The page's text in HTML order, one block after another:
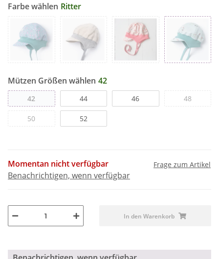
Farbe wählen Ritter
Mützen Größen wählen 42
42 44 46 48
50 52
Momentan nicht verfügbar
Benachrichtigen, wenn verfügbar
Frage zum Artikel
In den Warenkorb